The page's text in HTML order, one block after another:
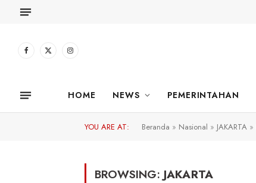
Facebook
X
Instagram
HOME NEWS PEMERINTAHAN
YOU ARE AT: Beranda » Nasional » JAKARTA »
BROWSING: JAKARTA